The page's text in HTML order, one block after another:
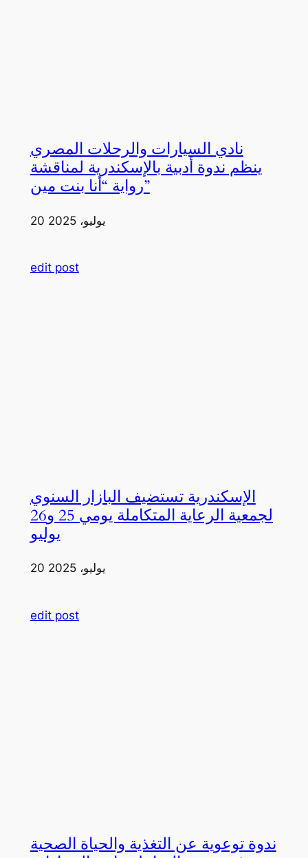
نادي السيارات والرحلات المصري
ينظم ندوة أدبية بالإسكندرية لمناقشة
رواية “أنا بنت مين”
20 يوليو، 2025
edit post
الإسكندرية تستضيف البازار السنوي
لجمعية الرعاية المتكاملة يومي 25 و26
يوليو
20 يوليو، 2025
edit post
ندوة توعوية عن التغذية والحياة الصحية